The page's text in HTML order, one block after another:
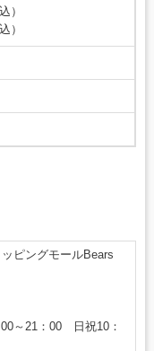
）
）
ピングモールBears
～21：00 日祝10：